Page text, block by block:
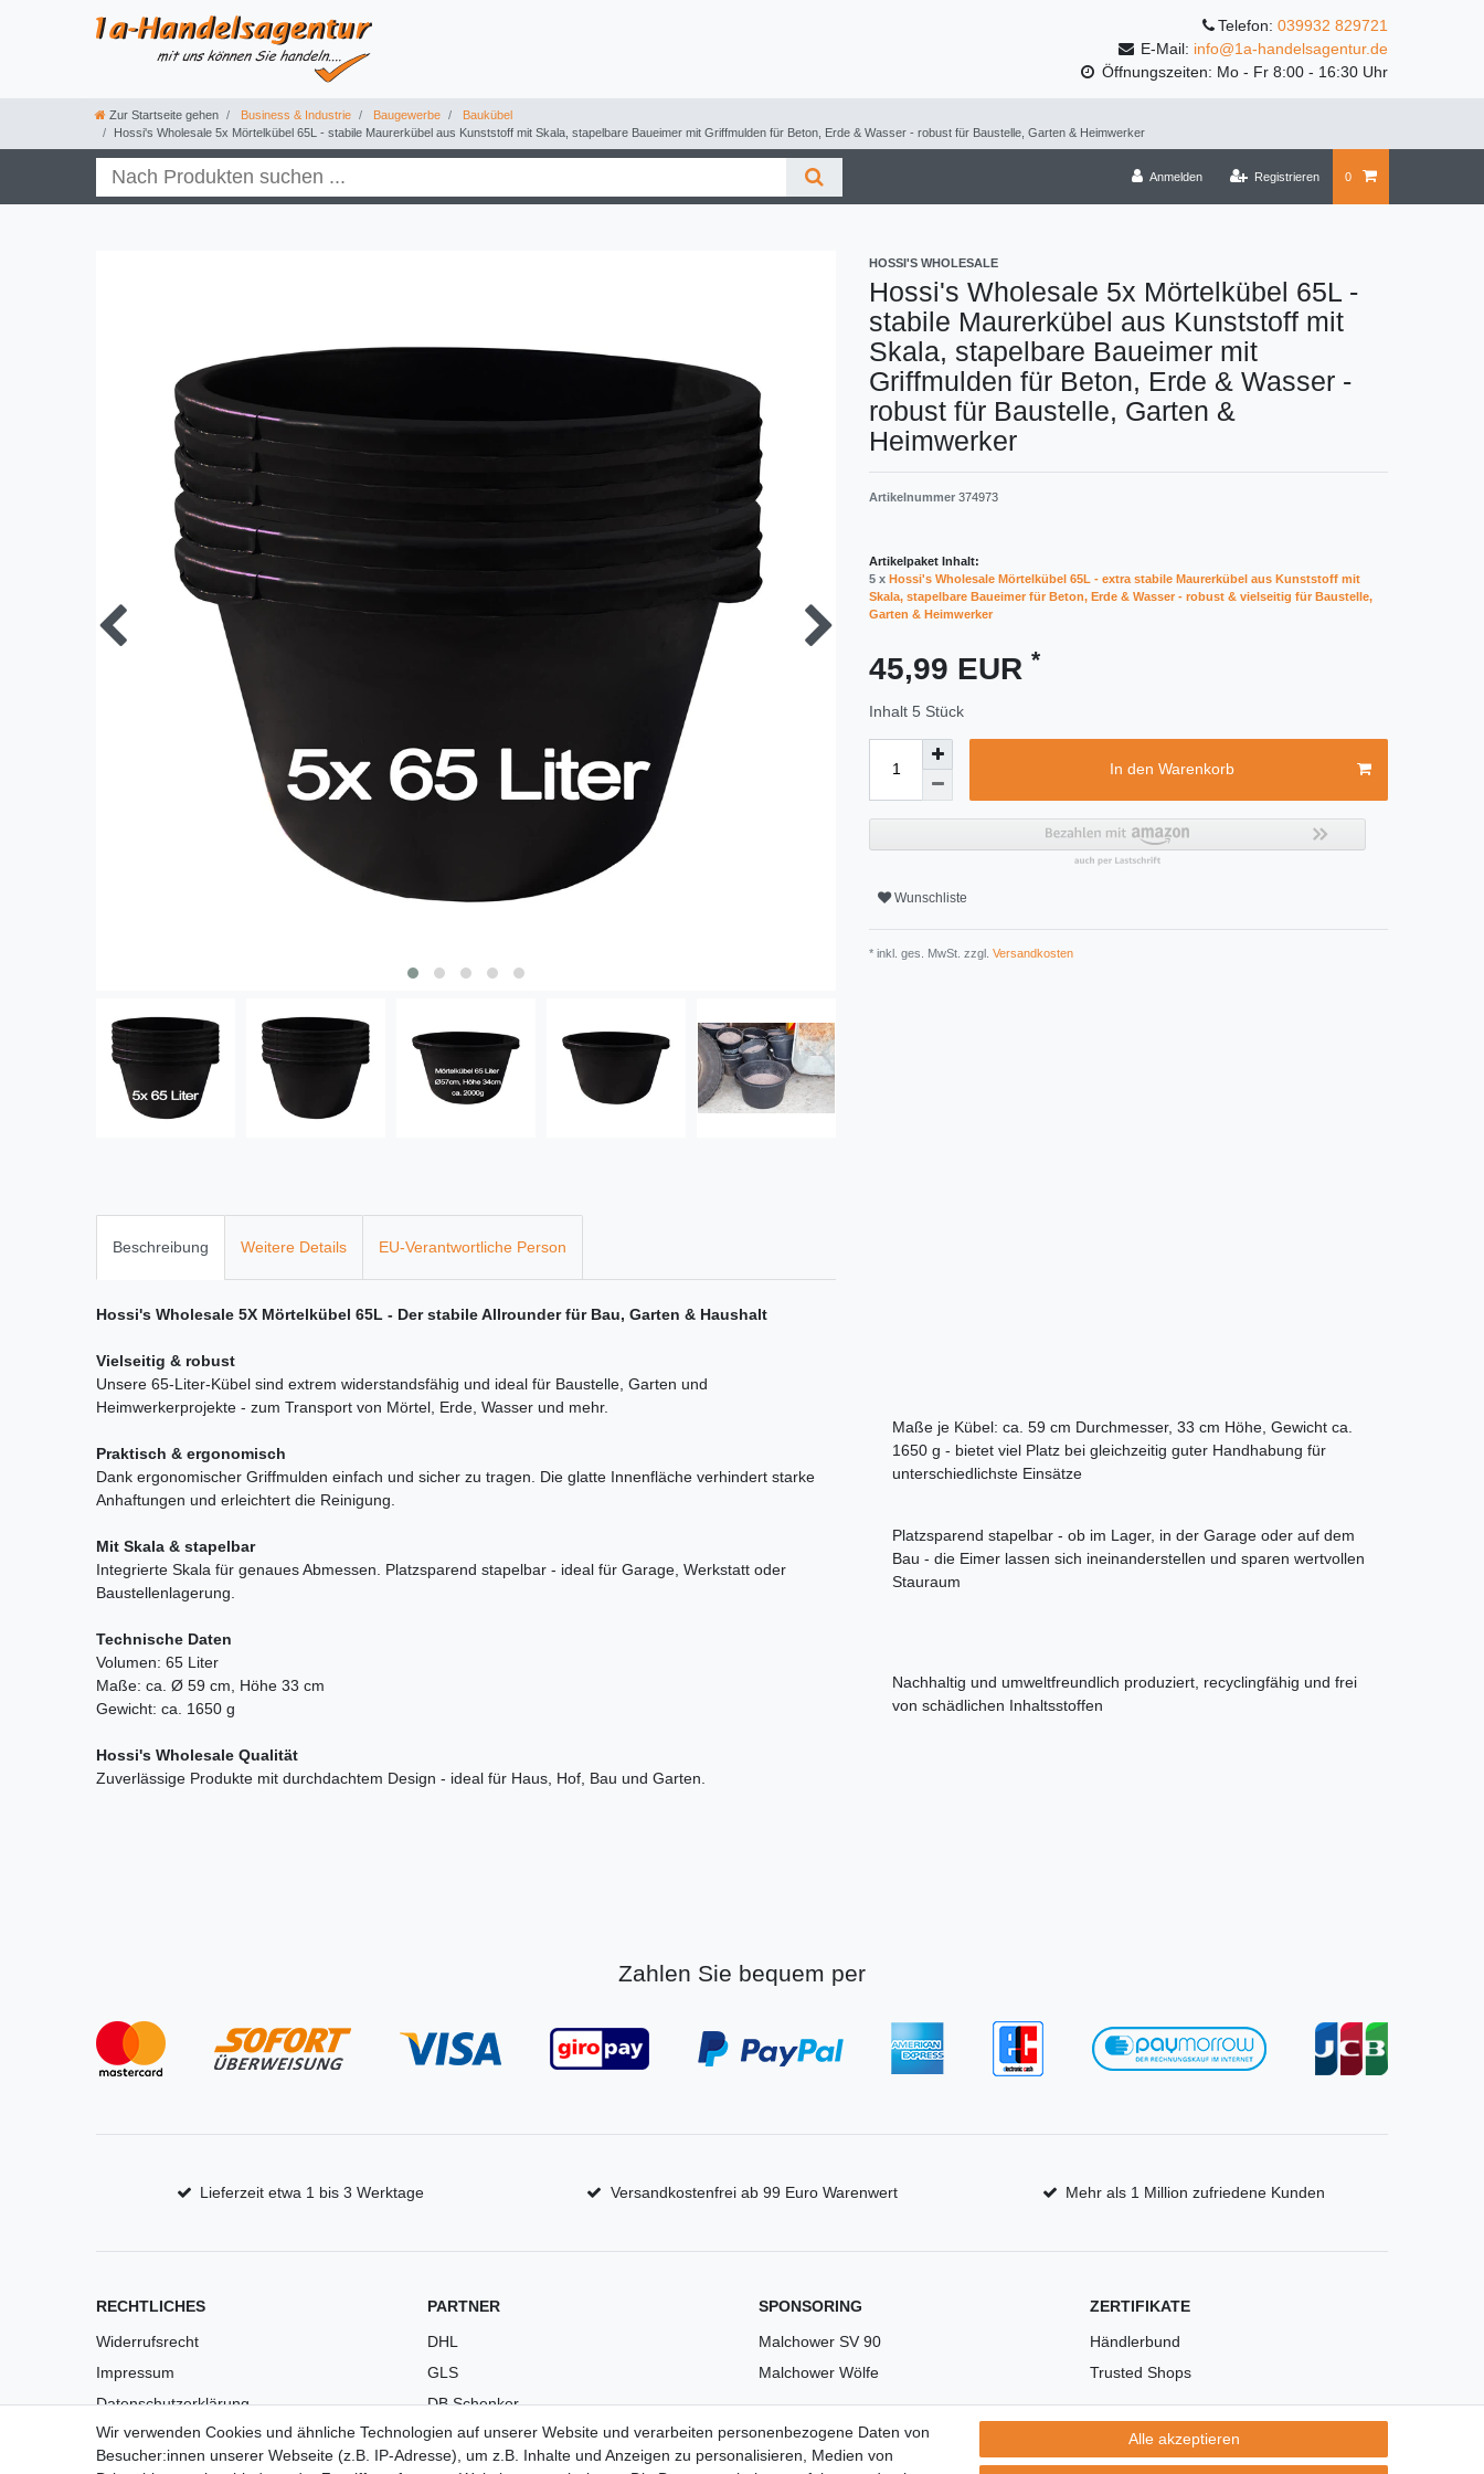
Telefon: 039932 829721
E-Mail: info@1a-handelsagentur.de
Öffnungszeiten: Mo - Fr 8:00 - 16:30 Uhr
Zur Startseite gehen Business & Industrie Baugewerbe
Baukübel
Hossi's Wholesale 5x Mörtelkübel 65L - stabile Maurerkübel aus Kunststoff mit Skala, stapelbare Baueimer mit Griffmulden für Beton, Erde & Wasser - robust für Baustelle, Garten & Heimwerker
Anmelden Registrieren 0
HOSSI'S WHOLESALE
Hossi's Wholesale 5x Mörtelkübel 65L -
stabile Maurerkübel aus Kunststoff mit
Skala, stapelbare Baueimer mit
Griffmulden für Beton, Erde & Wasser -
robust für Baustelle, Garten &
Heimwerker
Artikelnummer 374973
Artikelpaket Inhalt:
5 x Hossi's Wholesale Mörtelkübel 65L - extra stabile Maurerkübel aus Kunststoff mit
Skala, stapelbare Baueimer für Beton, Erde & Wasser - robust & vielseitig für Baustelle,
Garten & Heimwerker
45,99 EUR *
Inhalt 5 Stück
In den Warenkorb
Wunschliste
* inkl. ges. MwSt. zzgl. Versandkosten
Beschreibung Weitere Details EU-Verantwortliche Person
Hossi's Wholesale 5X Mörtelkübel 65L - Der stabile Allrounder für Bau, Garten & Haushalt
Vielseitig & robust
Unsere 65-Liter-Kübel sind extrem widerstandsfähig und ideal für Baustelle, Garten und
Heimwerkerprojekte - zum Transport von Mörtel, Erde, Wasser und mehr.
Praktisch & ergonomisch
Dank ergonomischer Griffmulden einfach und sicher zu tragen. Die glatte Innenfläche verhindert starke
Anhaftungen und erleichtert die Reinigung.
Mit Skala & stapelbar
Integrierte Skala für genaues Abmessen. Platzsparend stapelbar - ideal für Garage, Werkstatt oder
Baustellenlagerung.
Technische Daten
Volumen: 65 Liter
Maße: ca. Ø 59 cm, Höhe 33 cm
Gewicht: ca. 1650 g
Hossi's Wholesale Qualität
Zuverlässige Produkte mit durchdachtem Design - ideal für Haus, Hof, Bau und Garten.
Maße je Kübel: ca. 59 cm Durchmesser, 33 cm Höhe, Gewicht ca.
1650 g - bietet viel Platz bei gleichzeitig guter Handhabung für
unterschiedlichste Einsätze
Platzsparend stapelbar - ob im Lager, in der Garage oder auf dem
Bau - die Eimer lassen sich ineinanderstellen und sparen wertvollen
Stauraum
Nachhaltig und umweltfreundlich produziert, recyclingfähig und frei
von schädlichen Inhaltsstoffen
Zahlen Sie bequem per
Lieferzeit etwa 1 bis 3 Werktage Versandkostenfrei ab 99 Euro Warenwert Mehr als 1 Million zufriedene Kunden
RECHTLICHES
Widerrufsrecht
Impressum
Datenschutzerklärung
AGB
Versandkosten
PARTNER
DHL
GLS
DB Schenker
PaketPLUS
SPONSORING
Malchower SV 90
Malchower Wölfe
ZERTIFIKATE
Händlerbund
Trusted Shops
Wir verwenden Cookies und ähnliche Technologien auf unserer Website und verarbeiten personenbezogene Daten von
Besucher:innen unserer Webseite (z.B. IP-Adresse), um z.B. Inhalte und Anzeigen zu personalisieren, Medien von
Alle akzeptieren